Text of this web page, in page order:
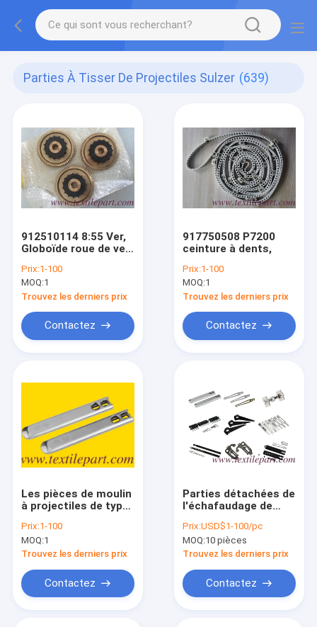
Parties À Tisser De Projectiles Sulzer (639)
912510114 8:55 Ver,
Globoïde roue de ver,
tissu de tissu
projectile
Prix:1-100
MOQ:1
Trouvez les derniers prix
Contactez
917750508 P7200
ceinture à dents,
Prix:1-100
MOQ:1
Trouvez les derniers prix
Contactez
Les pièces de moulin
à projectiles de type
Prix:1-100
MOQ:1
Trouvez les derniers prix
Contactez
Parties détachées de
l'échafaudage de
Prix:USD$1-100/pc
MOQ:10 pièces
Trouvez les derniers prix
Contactez